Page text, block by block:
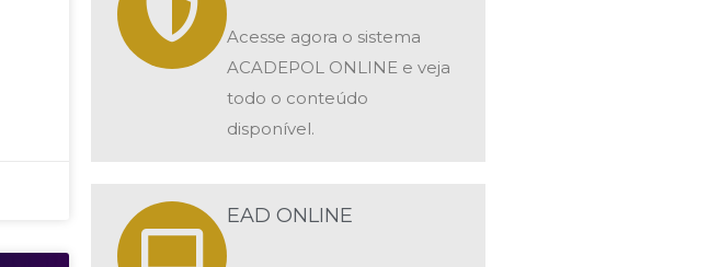
Acesse agora o sistema
ACADEPOL ONLINE e veja
todo o conteúdo
disponível.
EAD ONLINE